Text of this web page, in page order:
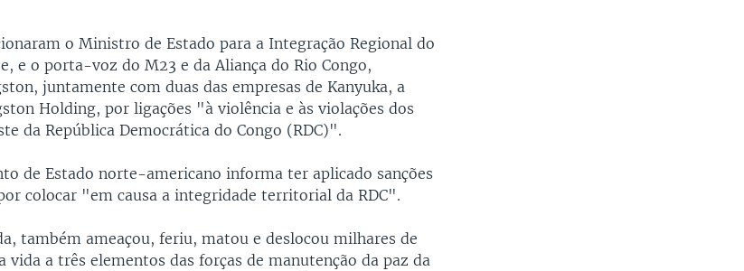
o Ministro de Estado para a Integração Regional do
e o porta-voz do M23 e da Aliança do Rio Congo,
juntamente com duas das empresas de Kanyuka, a
Holding, por ligações "à violência e às violações dos
da República Democrática do Congo (RDC)".
de Estado norte-americano informa ter aplicado sanções
colocar "em causa a integridade territorial da RDC".
também ameaçou, feriu, matou e deslocou milhares de
vida a três elementos das forças de manutenção da paz da